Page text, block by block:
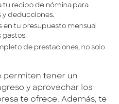
tu recibo de nómina para
y deducciones.
en tu presupuesto mensual
gastos.
de prestaciones, no solo
permiten tener un
y aprovechar los
te ofrece. Además, te